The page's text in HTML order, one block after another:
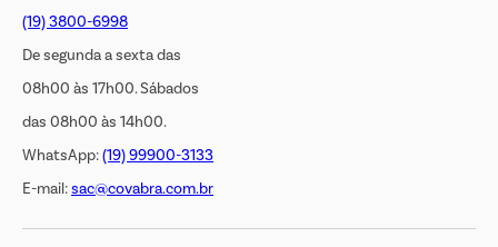
(19) 3800-6998
De segunda a sexta das
08h00 às 17h00. Sábados
das 08h00 às 14h00.
WhatsApp:(19) 99900-3133
E-mail:sac@covabra.com.br